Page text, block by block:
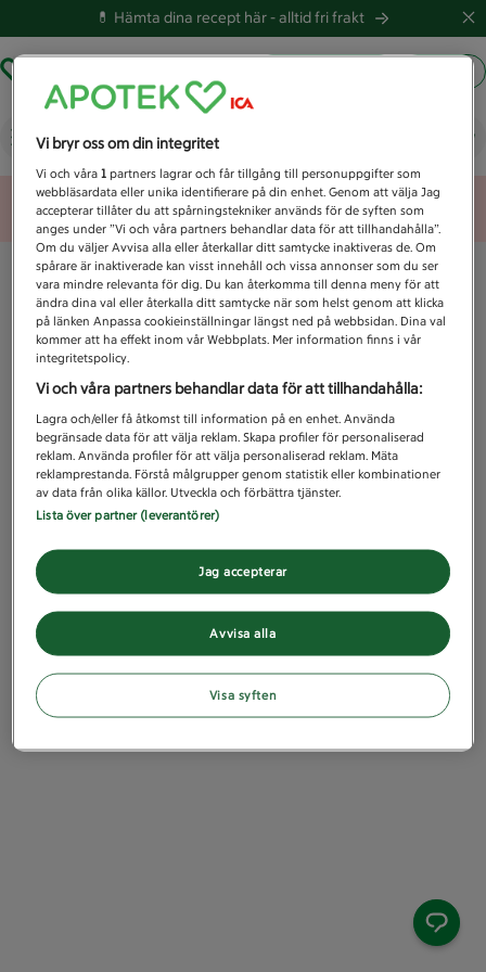
💊 Hämta dina recept här -alltid fri frakt
Vad letar du efter idag?
Unknown error
Vi bryr oss om din integritet
Vi och våra1 partners lagrar och får tillgång till personuppgifter som
webbläsardata eller unika identifierare på din enhet. Genom att välja Jag
accepterar tillåter du att spårningstekniker används för de syften som
anges under ”Vi och våra partners behandlar data för att tillhandahålla”.
Om du väljer Avvisa alla eller återkallar ditt samtycke inaktiveras de. Om
spårare är inaktiverade kan visst innehåll och vissa annonser som du ser
vara mindre relevanta för dig. Du kan återkomma till denna meny för att
ändra dina val eller återkalla ditt samtycke när som helst genom att klicka
på länken Anpassa cookieinställningar längst ned på webbsidan. Dina val
kommer att ha effekt inom vår Webbplats. Mer information finns i vår
integritetspolicy.
Vi och våra partners behandlar data för att tillhandahålla:
Lagra och/eller få åtkomst till information på en enhet. Använda
begränsade data för att välja reklam. Skapa profiler för personaliserad
reklam. Använda profiler för att välja personaliserad reklam. Mäta
reklamprestanda. Förstå målgrupper genom statistik eller kombinationer
av data från olika källor. Utveckla och förbättra tjänster.
Lista över partner (leverantörer)
Avvisa alla
Jag accepterar
Visa syften